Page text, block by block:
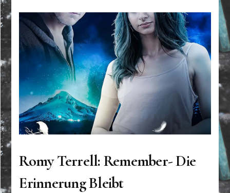
Romy Terrell: Remember- Die
Erinnerung Bleibt